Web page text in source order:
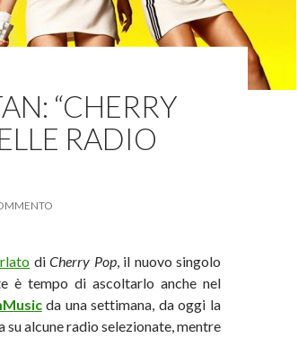
“CHERRY
RADIO
di Cherry Pop, il nuovo singolo
è tempo di ascoltarlo anche nel
da una settimana, da oggi la
su alcune radio selezionate, mentre